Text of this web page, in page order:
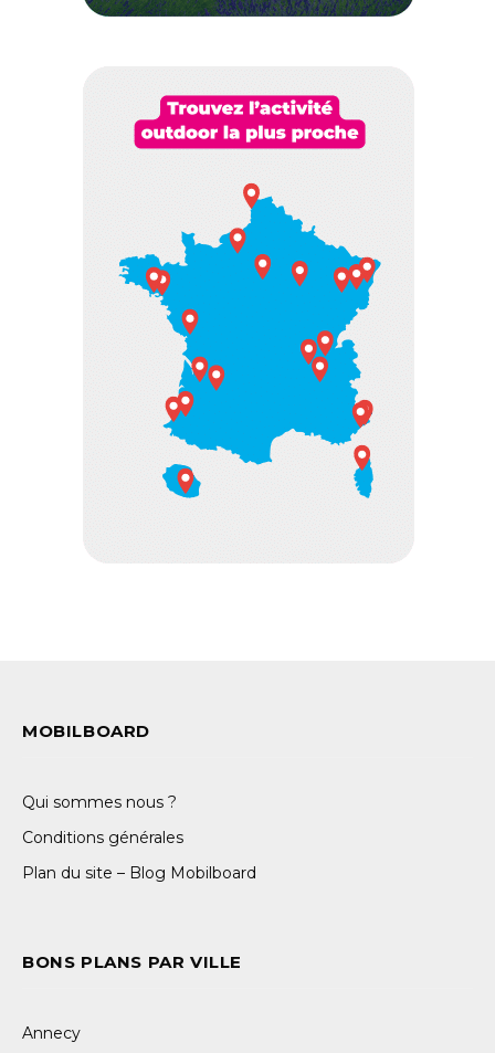
MOBILBOARD
Qui sommes nous ?
Conditions générales
Plan du site – Blog Mobilboard
BONS PLANS PAR VILLE
Annecy